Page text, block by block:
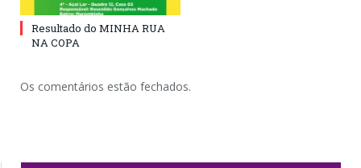
Resultado do MINHA RUA
NA COPA
Os comentários estão fechados.